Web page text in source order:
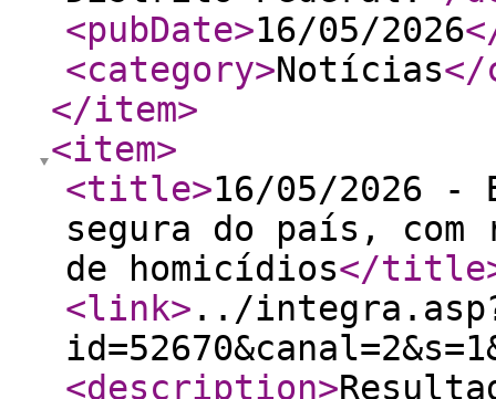
<pubDate>16/05/2026
<category>Notícias</
</item>
<item>
<title>16/05/2026
segura do país, com
de homicídios</title
<link> ../
<description>